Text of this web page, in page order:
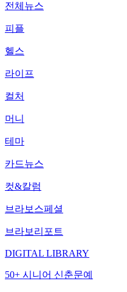
전체뉴스
피플
헬스
라이프
컬처
머니
테마
카드뉴스
컷&칼럼
브라보스페셜
브라보리포트
DIGITAL LIBRARY
50+ 시니어 신춘문예